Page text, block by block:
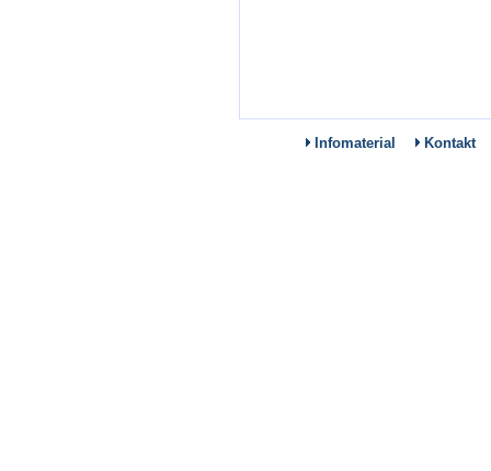
Infomaterial Kontakt